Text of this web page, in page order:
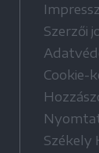
Szerzői
Cookie-
Székely